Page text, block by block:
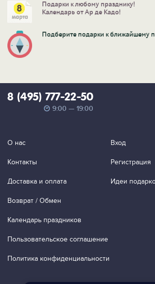
Подарки к любому празднику!
Календарь от Ар де Кадо!
Подберите подарки к ближайшему
8 (495) 777-22-50
9:00 — 19:00
О нас
Контакты
Доставка и оплата
Возврат / Обмен
Календарь праздников
Пользовательское соглашение
Политика конфиденциальности
Вход
Регистрация
Идеи